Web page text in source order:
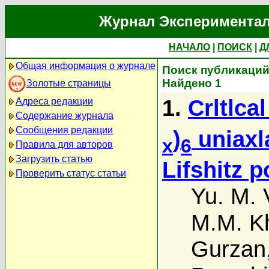
Журнал
НАЧАЛО ПОИСК
Общая информация о журнале
Золотые страницы
Адреса редакции
Содержание журнала
Сообщения редакции
Правила для авторов
Загрузить статью
Проверить статус статьи
Поиск
Найдено 1
1.
x)6
Lifshitz
Yu. M.
M.M.
Gurzan